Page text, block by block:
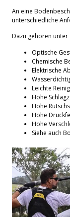
An eine
unterschiedliche
Dazu gehören unter
Optische
Chemische
Elektrische
Leichte
Hohe
Hohe
Hohe
Hohe
Siehe auch